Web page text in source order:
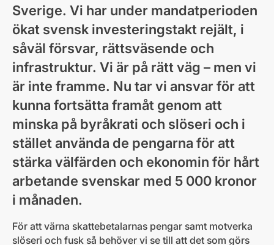
Sverige. Vi har under mandatperioden
ökat svensk investeringstakt rejält, i
såväl försvar, rättsväsende och
infrastruktur. Vi är på rätt väg – men vi
är inte framme. Nu tar vi ansvar för att
kunna fortsätta framåt genom att
minska på byråkrati och slöseri och i
stället använda de pengarna för att
stärka välfärden och ekonomin för hårt
arbetande svenskar med 5 000 kronor
i månaden.
För att värna skattebetalarnas pengar samt motverka
slöseri och fusk så behöver vi se till att det som görs